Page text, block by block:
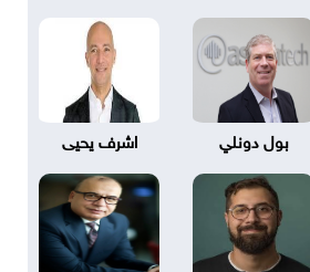
بول دونلي اشرف يحيى